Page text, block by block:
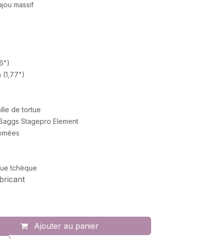
massif
(1,77")
de tortue
Stagepro Element
tchèque
Ajouter au panier